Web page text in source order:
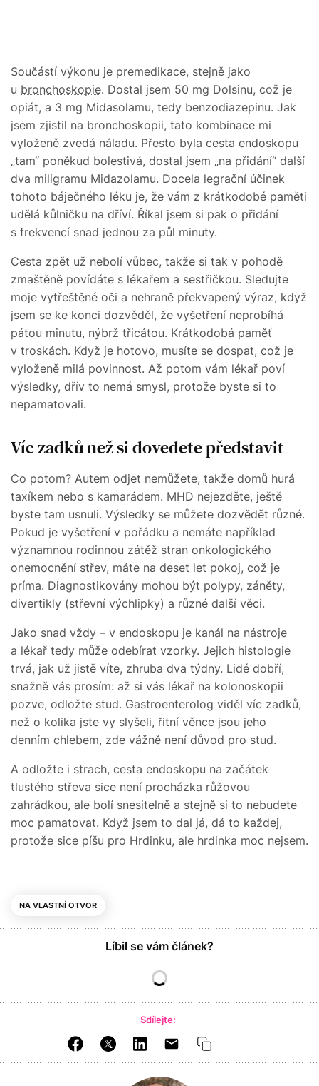
Součástí výkonu je premedikace, stejně jako
u bronchoskopie. Dostal jsem 50 mg Dolsinu, což je
opiát, a 3 mg Midasolamu, tedy benzodiazepinu. Jak
jsem zjistil na bronchoskopii, tato kombinace mi
vyloženě zvedá náladu. Přesto byla cesta endoskopu
„tam“ poněkud bolestivá, dostal jsem „na přidání“ další
dva miligramu Midazolamu. Docela legrační účinek
tohoto báječného léku je, že vám z krátkodobé paměti
udělá kůlničku na dříví. Říkal jsem si pak o přidání
s frekvencí snad jednou za půl minuty.
Cesta zpět už nebolí vůbec, takže si tak v pohodě
zmaštěně povídáte s lékařem a sestřičkou. Sledujte
moje vytřeštěné oči a nehraně překvapený výraz, když
jsem se ke konci dozvěděl, že vyšetření neprobíhá
pátou minutu, nýbrž třicátou. Krátkodobá paměť
v troskách. Když je hotovo, musíte se dospat, což je
vyloženě milá povinnost. Až potom vám lékař poví
výsledky, dřív to nemá smysl, protože byste si to
nepamatovali.
Víc zadků než si dovedete představit
Co potom? Autem odjet nemůžete, takže domů hurá
taxíkem nebo s kamarádem. MHD nejezděte, ještě
byste tam usnuli. Výsledky se můžete dozvědět různé.
Pokud je vyšetření v pořádku a nemáte například
významnou rodinnou zátěž stran onkologického
onemocnění střev, máte na deset let pokoj, což je
príma. Diagnostikovány mohou být polypy, záněty,
divertikly (střevní výchlipky) a různé další věci.
Jako snad vždy – v endoskopu je kanál na nástroje
a lékař tedy může odebírat vzorky. Jejich histologie
trvá, jak už jistě víte, zhruba dva týdny. Lidé dobří,
snažně vás prosím: až si vás lékař na kolonoskopii
pozve, odložte stud. Gastroenterolog viděl víc zadků,
než o kolika jste vy slyšeli, řitní věnce jsou jeho
denním chlebem, zde vážně není důvod pro stud.
A odložte i strach, cesta endoskopu na začátek
tlustého střeva sice není procházka růžovou
zahrádkou, ale bolí snesitelně a stejně si to nebudete
moc pamatovat. Když jsem to dal já, dá to každej,
protože sice píšu pro Hrdinku, ale hrdinka moc nejsem.
NA VLASTNÍ OTVOR
Líbil se vám článek?
Sdílejte: